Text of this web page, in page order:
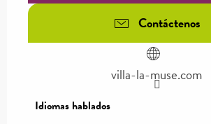
Contáctenos
villa-la-muse.com
Idiomas hablados
Idiomas hablados